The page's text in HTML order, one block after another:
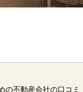
の不動産会社の口コミ